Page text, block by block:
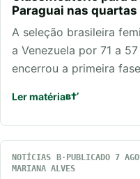
Paraguai nas quartas
A seleção brasileira
a Venezuela por 71 a
encerrou a primeira
Ler matéria
NOTÍCIAS PUBLICADO 7
MARIANA ALVES